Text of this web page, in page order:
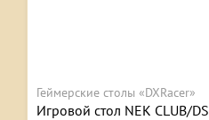
Геймерские столы «DXRacer»
Игровой стол NEK CLUB/DS